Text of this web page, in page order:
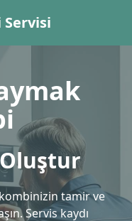
Oluştur
tamir ve
Servis kaydı